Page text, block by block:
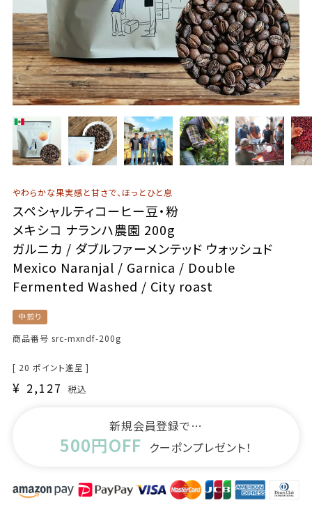
やわらかな果実感と甘さで、ほっとひと息
スペシャルティコーヒー豆・粉
メキシコ ナランハ農園 200g
ガルニカ / ダブルファーメンテッド ウォッシュド
Mexico Naranjal / Garnica / Double
Fermented Washed / City roast
中煎り
商品番号 src-mxndf-200g
[ 20 ポイント進呈 ]
¥ 2,127 税込
新規会員登録で…
500円OFF クーポンプレゼント！